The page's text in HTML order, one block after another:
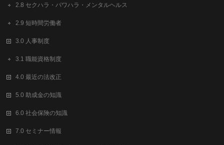
2.8 セクハラ・パワハラ・メンタルヘルス
2.9 短時間労働者
3.0 人事制度
3.1 職能資格制度
4.0 最近の法改正
5.0 助成金の知識
6.0 社会保険の知識
7.0 セミナー情報